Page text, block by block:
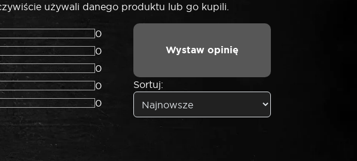
używali danego produktu lub go kupili.
0
0
0
0
0
Wystaw opinię
Sortuj: